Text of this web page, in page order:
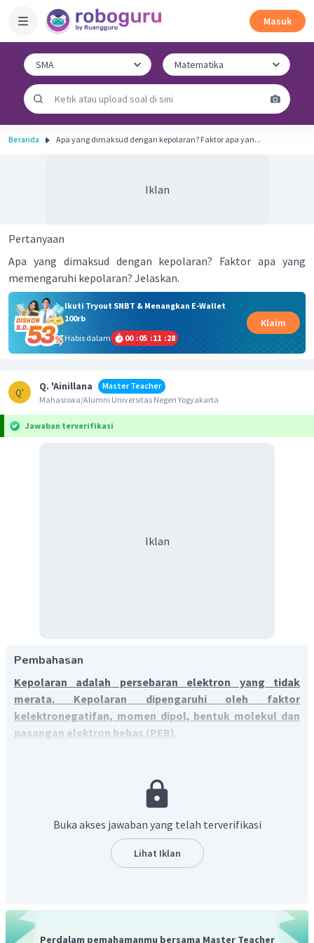
Masuk
Beranda Apa yang dimaksud dengan kepolaran? Faktor apa yan...
Iklan
Pertanyaan
Apa yang dimaksud dengan kepolaran? Faktor apa yang
memengaruhi kepolaran? Jelaskan.
Ikuti Tryout SNBT & Menangkan E-Wallet
100rb
Habis dalam
00 :05 :11 :28
Klaim
Q'
Q. 'Ainillana
Master Teacher
Mahasiswa/Alumni Universitas Negeri Yogyakarta
Jawaban terverifikasi
Iklan
Pembahasan
Kepolaran adalah persebaran elektron yang tidak
merata. Kepolaran dipengaruhi oleh faktor
kelektronegatifan, momen dipol, bentuk molekul dan
pasangan elektron bebas (PEB).
keelektronegatifan dan menyebabkan persebaran elektron
yang tidak merata. Hal ini menyebabkan kecenderungan
berikatan. Atom yang lebih kuat menarik elektron ikatan
akan memiliki muatan negatif sebagian (parsial negatif),
sedangkan atom yang lebih lemah dalam menarik elektron
Berbentuk tidak simetris
Buka akses jawaban yang telah terverifikasi
Lihat Iklan
Perdalam pemahamanmu bersama Master Teacher